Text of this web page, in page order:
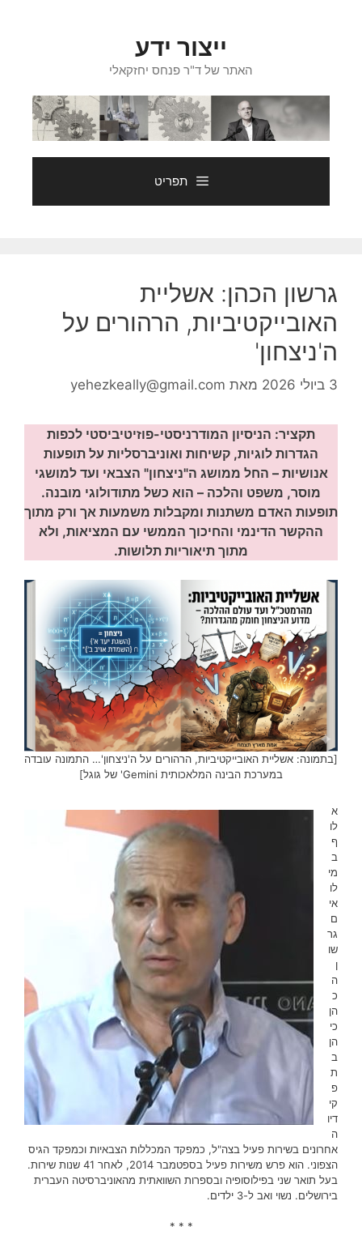
ייצור ידע
האתר של ד"ר פנחס יחזקאלי
תפריט
גרשון הכהן: אשליית
האובייקטיביות, הרהורים על
ה'ניצחון'
3 ביולי 2026 מאת yehezkeally@gmail.com
תקציר: הניסיון המודרניסטי-פוזיטיביסטי לכפות
הגדרות לוגיות, קשיחות ואוניברסליות על תופעות
אנושיות – החל ממושג ה"ניצחון" הצבאי ועד למושגי
מוסר, משפט והלכה – הוא כשל מתודולוגי מובנה.
תופעות האדם משתנות ומקבלות משמעות אך ורק מתוך
ההקשר הדינמי והחיכוך הממשי עם המציאות, ולא
מתוך תיאוריות תלושות.
[בתמונה: אשליית האובייקטיביות, הרהורים על ה'ניצחון'… התמונה עובדה
במערכת הבינה המלאכותית Gemini' של גוגל]
א
לו
ף
ב
מי
לו
אי
ם
גר
שו
ן
ה
כ
הן
כי
הן
ב
ת
פ
קי
דיו
ה
אחרונים בשירות פעיל בצה"ל, כמפקד המכללות הצבאיות וכמפקד הגיס
הצפוני. הוא פרש משירות פעיל בספטמבר 2014, לאחר 41 שנות שירות‏.
בעל תואר שני בפילוסופיה ובספרות השוואתית מהאוניברסיטה העברית
בירושלים. נשוי ואב ל-3 ילדים.
* * *